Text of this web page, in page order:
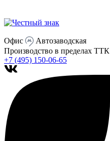
Офис
Автозаводская
Производство в пределах ТТК
+7 (495) 150-06-65